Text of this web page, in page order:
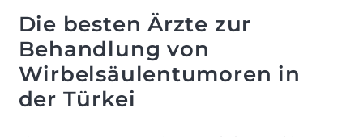
Die besten Ärzte zur
Behandlung von
Wirbelsäulentumoren in
der Türkei